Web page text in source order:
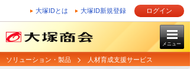
大塚IDとは 大塚ID新規登録 ログイン
メニュー
ソリューション・製品 人材育成支援サービス